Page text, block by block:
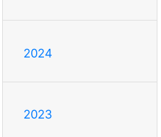
2024
2023